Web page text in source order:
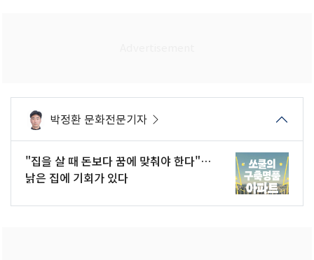
박정환 문화전문기자
"집을 살 때 돈보다 꿈에 맞춰야 한다"…
낡은 집에 기회가 있다